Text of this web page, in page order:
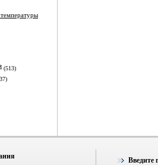
(513)
Введите